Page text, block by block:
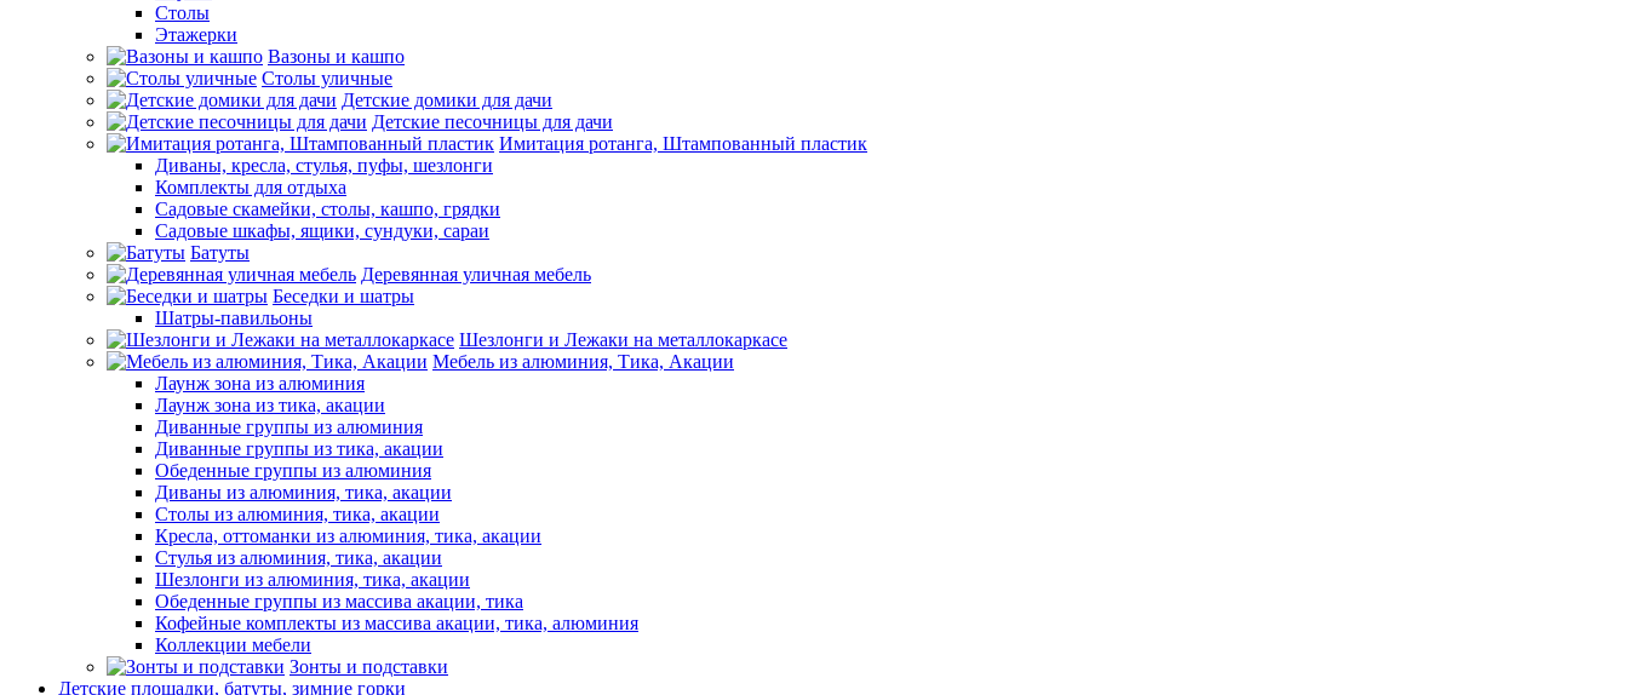
Столы
Этажерки
Вазоны и кашпо
Столы уличные
Детские домики для дачи
Детские песочницы для дачи
Имитация ротанга, Штампованный пластик
Диваны, кресла, стулья, пуфы, шезлонги
Комплекты для отдыха
Садовые скамейки, столы, кашпо, грядки
Садовые шкафы, ящики, сундуки, сараи
Батуты
Деревянная уличная мебель
Беседки и шатры
Шатры-павильоны
Шезлонги и Лежаки на металлокаркасе
Мебель из алюминия, Тика, Акации
Лаунж зона из алюминия
Лаунж зона из тика, акации
Диванные группы из алюминия
Диванные группы из тика, акации
Обеденные группы из алюминия
Диваны из алюминия, тика, акации
Столы из алюминия, тика, акации
Кресла, оттоманки из алюминия, тика, акации
Стулья из алюминия, тика, акации
Шезлонги из алюминия, тика, акации
Обеденные группы из массива акации, тика
Кофейные комплекты из массива акации, тика, алюминия
Коллекции мебели
Зонты и подставки
Детские площадки, батуты, зимние горки